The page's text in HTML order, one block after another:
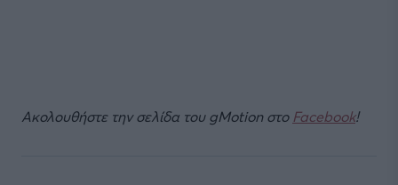
Ακολουθήστε την σελίδα του gMotion στο Facebook!